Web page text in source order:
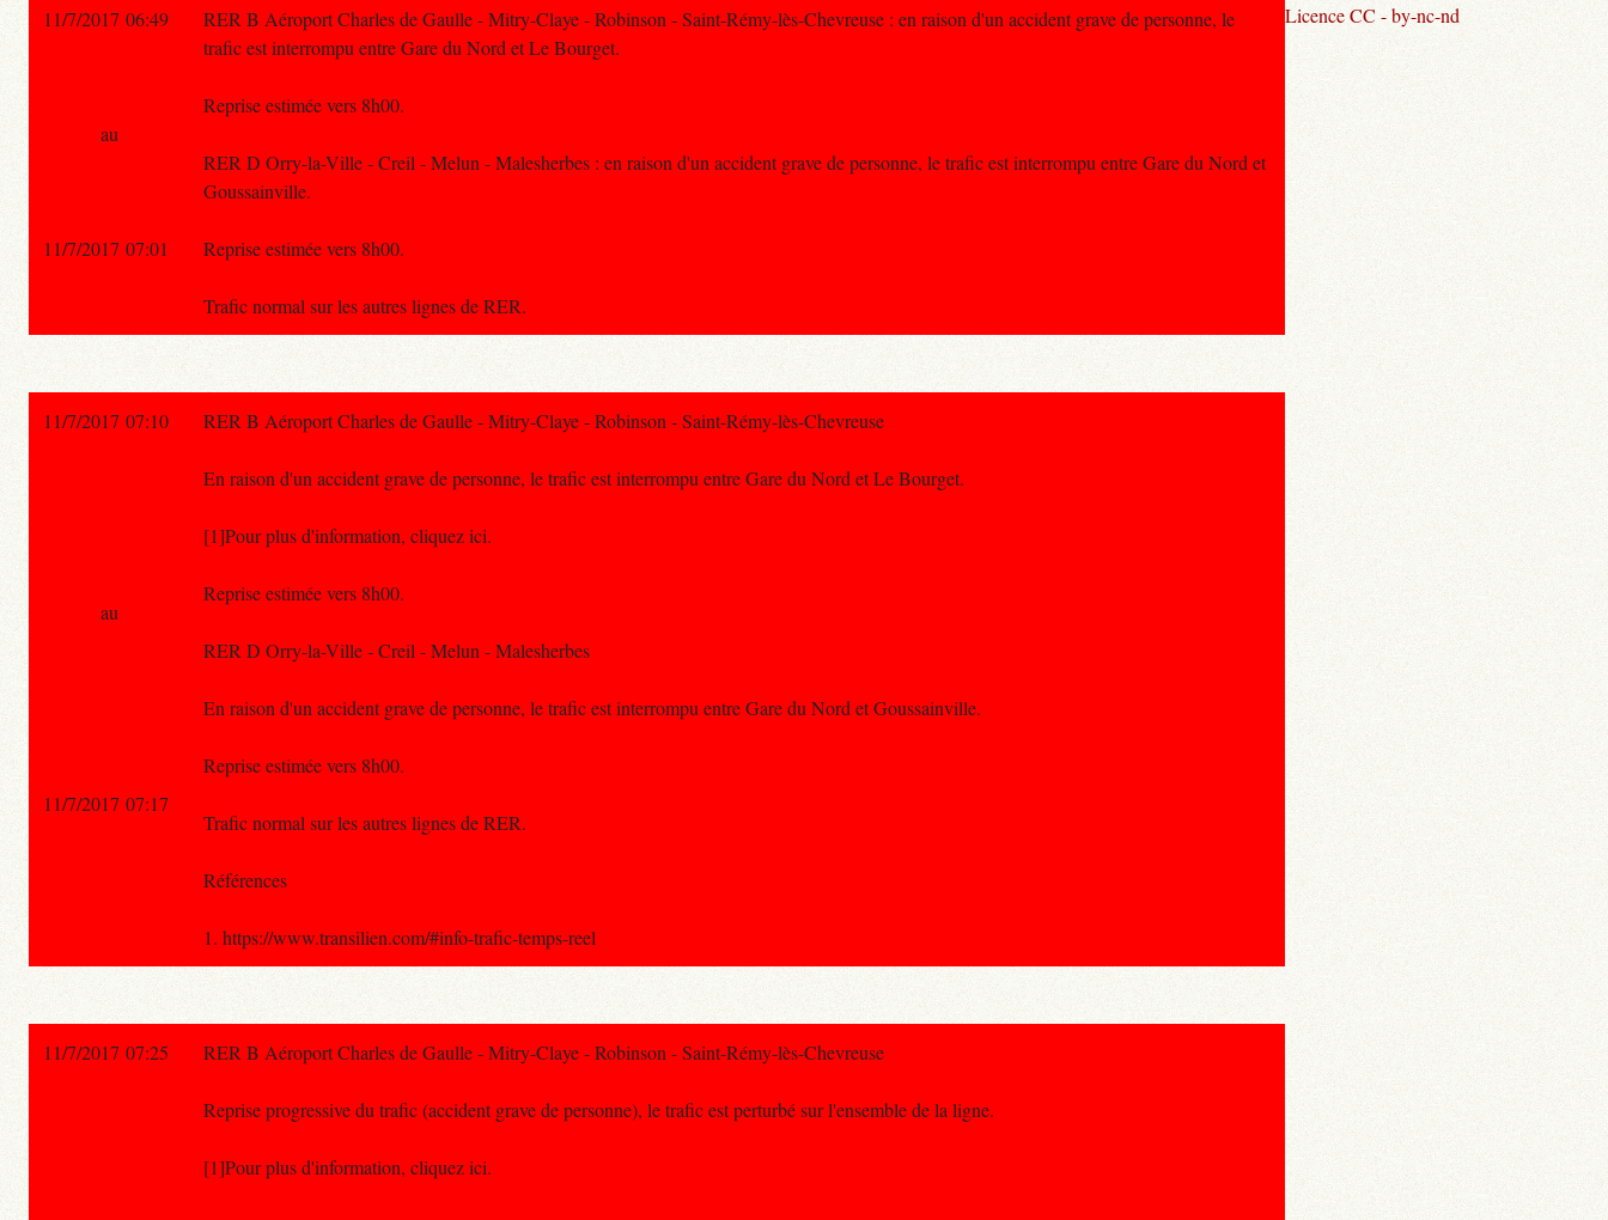
11/7/2017 06:49
RER B Aéroport Charles de Gaulle - Mitry-Claye - Robinson - Saint-Rémy-lès-Chevreuse : en raison d'un accident grave de personne, le
trafic est interrompu entre Gare du Nord et Le Bourget.
Reprise estimée vers 8h00.
RER D Orry-la-Ville - Creil - Melun - Malesherbes : en raison d'un accident grave de personne, le trafic est interrompu entre Gare du Nord et
Goussainville.
Reprise estimée vers 8h00.
Trafic normal sur les autres lignes de RER.
au
11/7/2017 07:01
11/7/2017 07:10 RER B Aéroport Charles de Gaulle - Mitry-Claye - Robinson - Saint-Rémy-lès-Chevreuse
En raison d'un accident grave de personne, le trafic est interrompu entre Gare du Nord et Le Bourget.
[1]Pour plus d'information, cliquez ici.
Reprise estimée vers 8h00.
RER D Orry-la-Ville - Creil - Melun - Malesherbes
En raison d'un accident grave de personne, le trafic est interrompu entre Gare du Nord et Goussainville.
Reprise estimée vers 8h00.
Trafic normal sur les autres lignes de RER.
Références
1. https://www.transilien.com/#info-trafic-temps-reel
au
11/7/2017 07:17
11/7/2017 07:25 RER B Aéroport Charles de Gaulle - Mitry-Claye - Robinson - Saint-Rémy-lès-Chevreuse
Reprise progressive du trafic (accident grave de personne), le trafic est perturbé sur l'ensemble de la ligne.
[1]Pour plus d'information, cliquez ici.
Licence CC - by-nc-nd